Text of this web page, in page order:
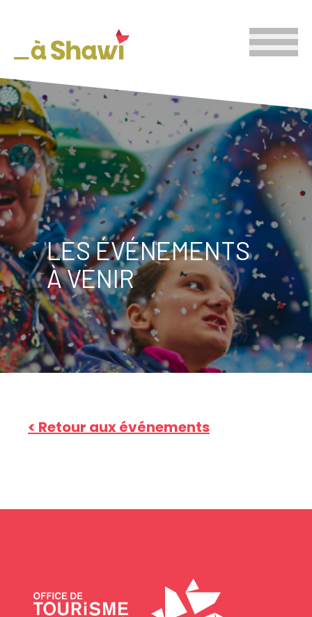
LES ÉVÉNEMENTS
À VENIR
< Retour aux événements